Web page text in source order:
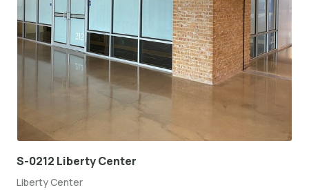
S-0212 Liberty Center
Liberty Center